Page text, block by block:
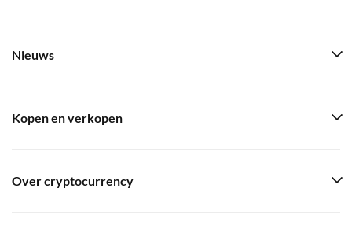
Nieuws
Kopen en verkopen
Over cryptocurrency